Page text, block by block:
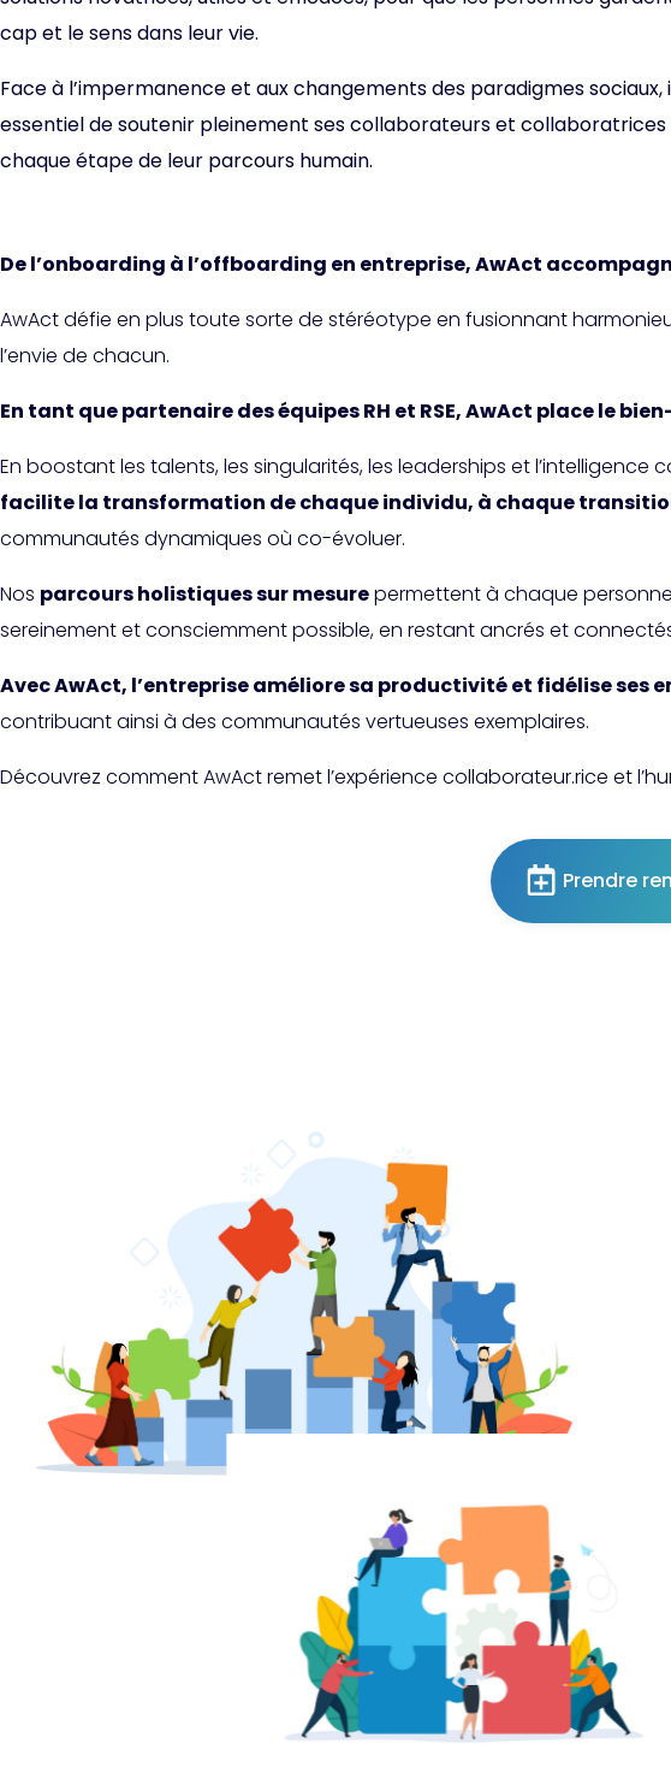
cap et le sens dans leur vie.
Face à l’impermanence et aux changements des paradigmes sociaux,
essentiel de soutenir pleinement ses collaborateurs et collaboratrices
chaque étape de leur parcours humain.
De l’onboarding à l’offboarding en entreprise, AwAct
AwAct défie en plus toute sorte de stéréotype en fusionnant
l’envie de chacun.
En tant que partenaire des équipes RH et RSE, AwAct place le
En boostant les talents, les singularités, les leaderships et l’intelligence
facilite la transformation de chaque individu, à chaque
communautés dynamiques où co-évoluer.
Nos parcours holistiques sur mesurepermettent à chaque
sereinement et consciemment possible, en restant ancrés et connectés
Avec AwAct, l’entreprise améliore sa productivité et fidélise ses
contribuant ainsi à des communautés vertueuses exemplaires.
Découvrez comment AwAct remet l’expérience collaborateur.rice et
Prendre